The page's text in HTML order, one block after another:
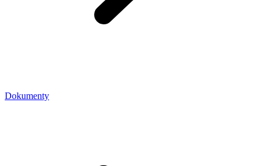
Dokumenty